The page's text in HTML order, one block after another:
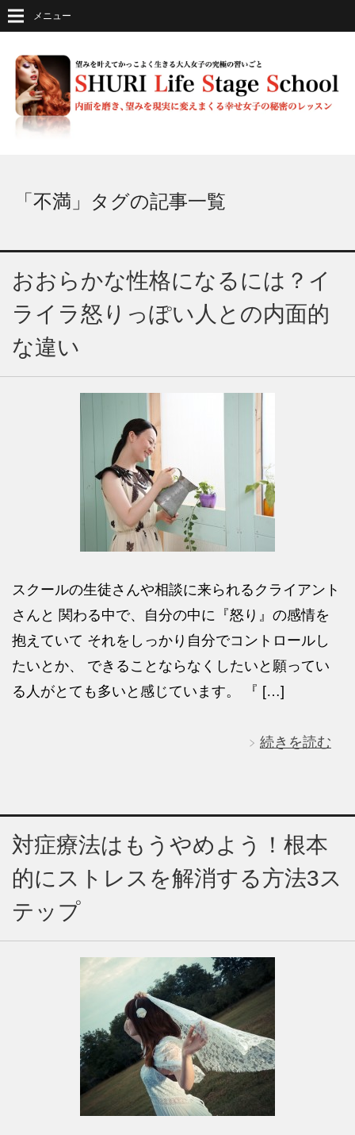
メニュー
「不満」タグの記事一覧
おおらかな性格になるには？イ
ライラ怒りっぽい人との内面的
な違い
スクールの生徒さんや相談に来られるクライアント
さんと 関わる中で、自分の中に『怒り』の感情を
抱えていて それをしっかり自分でコントロールし
たいとか、 できることならなくしたいと願ってい
る人がとても多いと感じています。 『 […]
続きを読む
対症療法はもうやめよう！根本
的にストレスを解消する方法3ス
テップ